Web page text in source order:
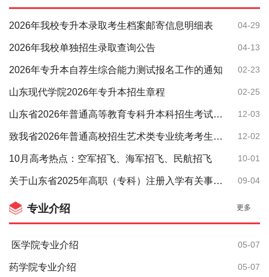
2026年我校专升本录取考生档案邮寄信息明细表 04-29
2026年我校单独招生录取查询公告 04-13
2026年专升本自荐生综合能力测试报名工作的通知 02-23
山东现代学院2026年专升本招生章程 02-25
山东省2026年普通高等教育专科升本科招生考试公共基础课考试要求 12-03
致我省2026年普通高校招生艺术类专业统考考生的一封信 12-02
10月高考热点：空军招飞、海军招飞、民航招飞 10-01
关于山东省2025年高职（专科）注册入学有关事项的公告 09-04
专业介绍 更多
医学院专业介绍 05-07
药学院专业介绍 05-07